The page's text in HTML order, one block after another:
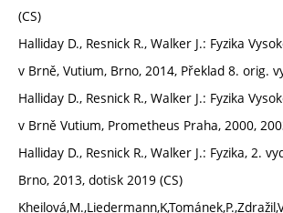
(CS)
Halliday D., Resnick R., Walker J.: Fyzika
v Brně, Vutium, Brno, 2014, Překlad 8. orig.
Halliday D., Resnick R., Walker J.: Fyzika
v Brně Vutium, Prometheus Praha, 2000,
Halliday D., Resnick R., Walker J.: Fyzika, 2.
Brno, 2013, dotisk 2019 (CS)